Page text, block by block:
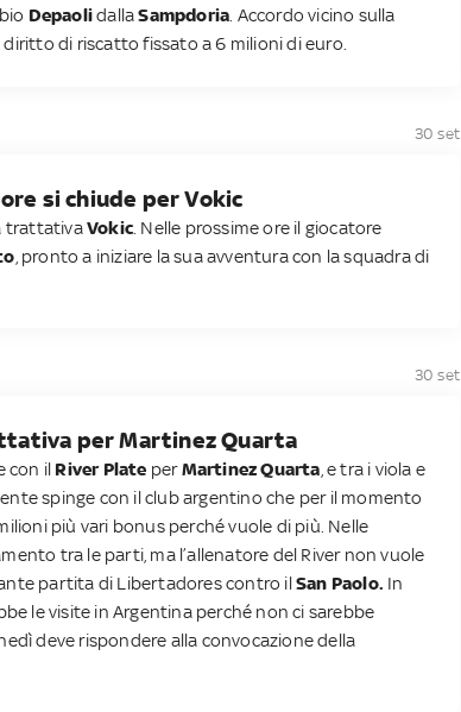
DepaolidallaSampdoria . Accordo vicino sulla
di riscatto fissato a 6 milioni di euro.
30 set
si chiude per Vokic
trattativaVokic . Nelle prossime ore il giocatore
, pronto a iniziare la sua avventura con la squadra di
30 set
per Martinez Quarta
con il River Plate perMartinez Quarta , e tra i viola e
spinge con il club argentino che per il momento
più vari bonus perché vuole di più. Nelle
tra le parti, ma l’allenatore del River non vuole
partita di Libertadores contro ilSan Paolo. In
le visite in Argentina perché non ci sarebbe
deve rispondere alla convocazione della